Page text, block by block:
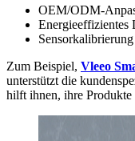
OEM/ODM-
Energieeffizientes
Zum Beispiel, Vleeo
unterstützt die
hilft ihnen, ihre